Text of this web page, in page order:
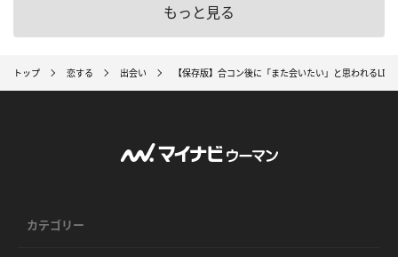
もっと見る
トップ 恋する 出会い 【保存版】合コン後に「また会いたい」と思われる
カテゴリー